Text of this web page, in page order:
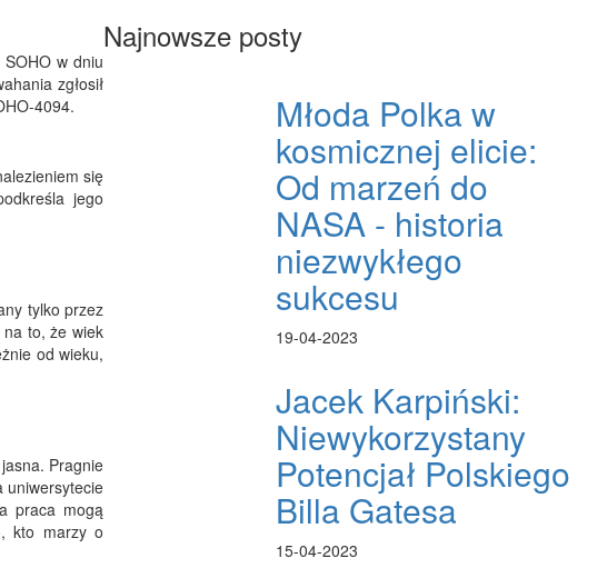
w dniu
zgłosił
4094.
się
jego
tylko przez
na to, że wiek
od wieku,
Pragnie
uniwersytecie
praca mogą
kto marzy o
Najnowsze posty
Młoda Polka w
kosmicznej elicie:
Od marzeń do
NASA - historia
niezwykłego
sukcesu
19-04-2023
Jacek Karpiński:
Niewykorzystany
Potencjał Polskiego
Billa Gatesa
15-04-2023